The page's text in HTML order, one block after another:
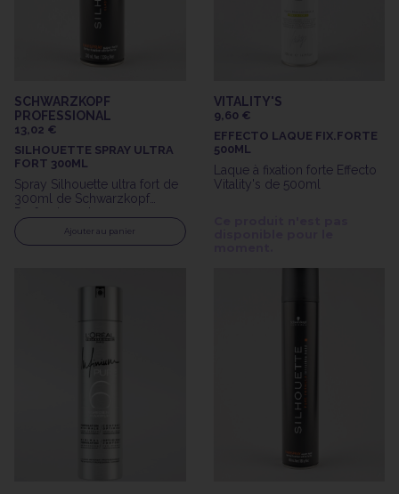
SCHWARZKOPF
PROFESSIONAL
13,02 €
SILHOUETTE SPRAY ULTRA
FORT 300ML
Spray Silhouette ultra fort de
300ml de Schwarzkopf
Professionnal
Ajouter au panier
VITALITY'S
9,60 €
EFFECTO LAQUE FIX.FORTE
500ML
Laque à fixation forte Effecto
Vitality's de 500ml